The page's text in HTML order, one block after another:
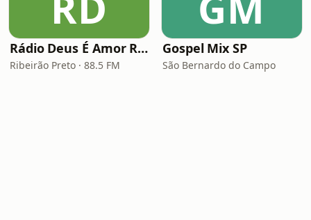
Rádio Deus É Amor Ribeirão Preto
Ribeirão Preto · 88.5 FM
Gospel Mix SP
São Bernardo do Campo